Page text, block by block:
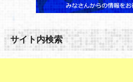
サイト内検索